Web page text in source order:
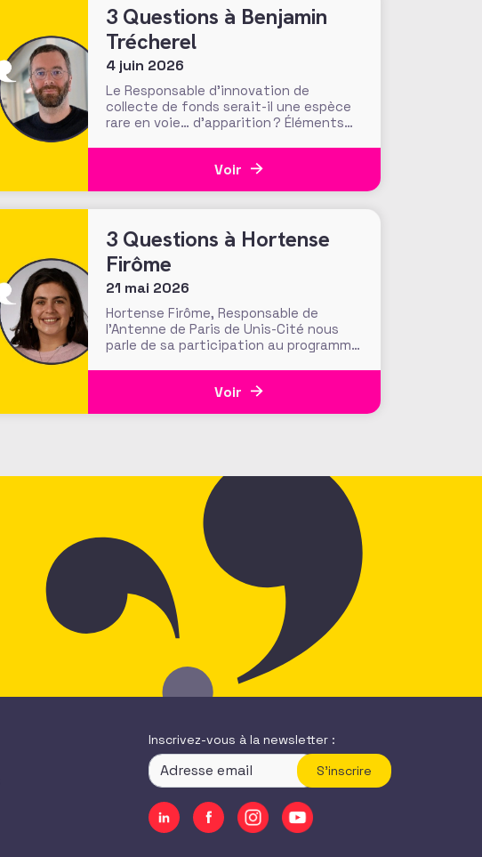
3 Questions à Benjamin
Trécherel
4 juin 2026
Le Responsable d’innovation de
collecte de fonds serait-il une espèce
rare en voie… d’apparition ? Éléments
sans Frontières (MSF) : il revient sur son
la cellule d’innovation
Voir
3 Questions à Hortense
Firôme
21 mai 2026
Hortense Firôme, Responsable de
l’Antenne de Paris de Unis-Cité nous
parle de sa participation au programme
conseils. Dans un secteur en pleine
Voir
Inscrivez-vous à la newsletter :
S'inscrire